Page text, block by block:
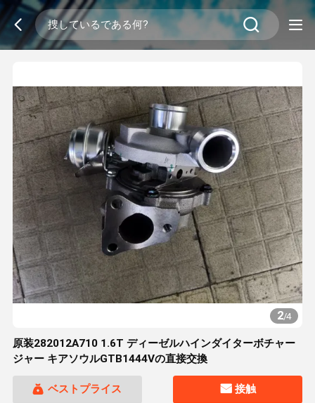
2/4
原装282012A710 1.6T ディーゼルハインダイターボチャー
ジャー キアソウルGTB1444Vの直接交換
ベストプライス 接触